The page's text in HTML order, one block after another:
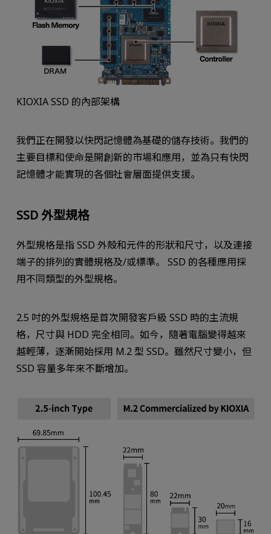
KIOXIA SSD 的內部架構
我們正在開發以快閃記憶體為基礎的儲存技術。我們的
主要目標和使命是開創新的市場和應用，並為只有快閃
記憶體才能實現的各個社會層面提供支援。
SSD 外型規格
外型規格是指 SSD 外殼和元件的形狀和尺寸，以及連接
端子的排列的實體規格及/或標準。 SSD 的各種應用採
用不同類型的外型規格。
2.5 吋的外型規格是首次開發客戶級 SSD 時的主流規
格，尺寸與 HDD 完全相同。如今，隨著電腦變得越來
越輕薄，逐漸開始採用 M.2 型 SSD。雖然尺寸變小，但
SSD 容量多年來不斷增加。